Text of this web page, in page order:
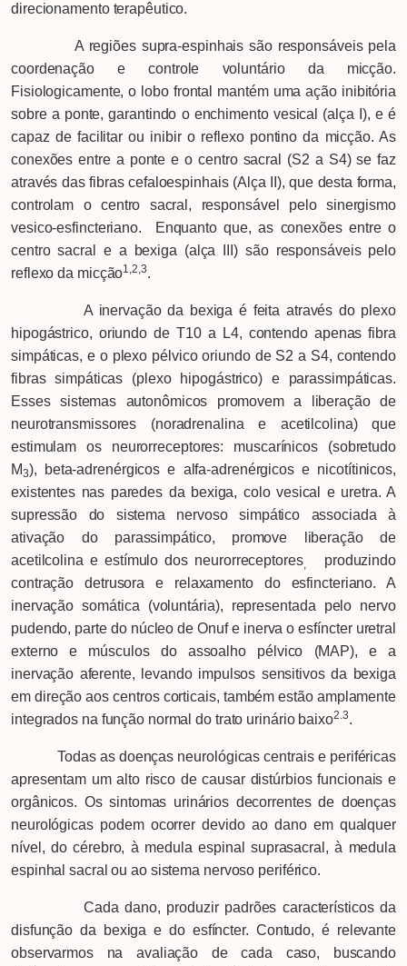
direcionamento terapêutico.
A regiões supra-espinhais são responsáveis pela
coordenação e controle voluntário da micção.
Fisiologicamente, o lobo frontal mantém uma ação inibitória
sobre a ponte, garantindo o enchimento vesical (alça I), e é
capaz de facilitar ou inibir o reflexo pontino da micção. As
conexões entre a ponte e o centro sacral (S2 a S4) se faz
através das fibras cefaloespinhais (Alça II), que desta forma,
controlam o centro sacral, responsável pelo sinergismo
vesico-esfincteriano. Enquanto que, as conexões entre o
centro sacral e a bexiga (alça III) são responsáveis pelo
reflexo da micção1,2,3.
A inervação da bexiga é feita através do plexo
hipogástrico, oriundo de T10 a L4, contendo apenas fibra
simpáticas, e o plexo pélvico oriundo de S2 a S4, contendo
fibras simpáticas (plexo hipogástrico) e parassimpáticas.
Esses sistemas autonômicos promovem a liberação de
neurotransmissores (noradrenalina e acetilcolina) que
estimulam os neurorreceptores: muscarínicos (sobretudo
M3), beta-adrenérgicos e alfa-adrenérgicos e nicotítinicos,
existentes nas paredes da bexiga, colo vesical e uretra. A
supressão do sistema nervoso simpático associada à
ativação do parassimpático, promove liberação de
acetilcolina e estímulo dos neurorreceptores,
produzindo
contração detrusora e relaxamento do esfincteriano. A
inervação somática (voluntária), representada pelo nervo
pudendo, parte do núcleo de Onuf e inerva o esfíncter uretral
externo e músculos do assoalho pélvico (MAP), e a
inervação aferente, levando impulsos sensitivos da bexiga
em direção aos centros corticais, também estão amplamente
integrados na função normal do trato urinário baixo2.3.
Todas as doenças neurológicas centrais e periféricas
apresentam um alto risco de causar distúrbios funcionais e
orgânicos. Os sintomas urinários decorrentes de doenças
neurológicas podem ocorrer devido ao dano em qualquer
nível, do cérebro, à medula espinal suprasacral, à medula
espinhal sacral ou ao sistema nervoso periférico.
Cada dano, produzir padrões característicos da
disfunção da bexiga e do esfíncter. Contudo, é relevante
observarmos na avaliação de cada caso, buscando